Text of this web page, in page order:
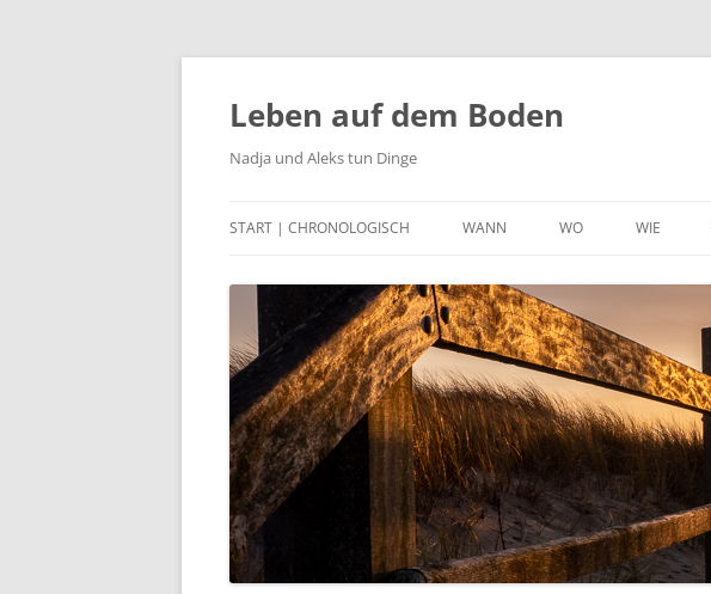
Zum
springen
Leben auf dem Boden
Nadja und Aleks tun Dinge
START | CHRONOLOGISCH WANN
2022
2021
2020
2015
WO
DÄNEMARK
DEUTSCHLAND
FRANKREICH
NIEDERLANDE
NORWEGEN
SCHWEDEN
WIE
ORTSFEST
ZU FUSS
WOMO
AUTO